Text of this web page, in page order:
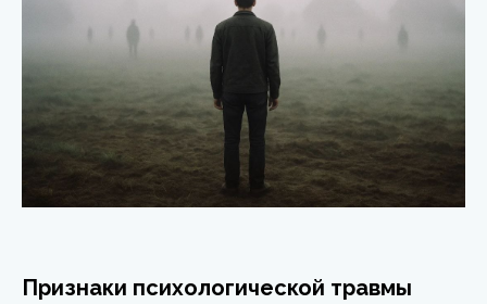
Признаки психологической травмы